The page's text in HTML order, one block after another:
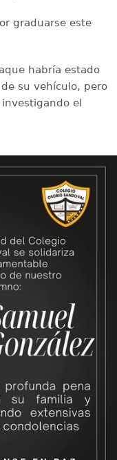
graduarse este
habría estado
su vehículo, pero
el